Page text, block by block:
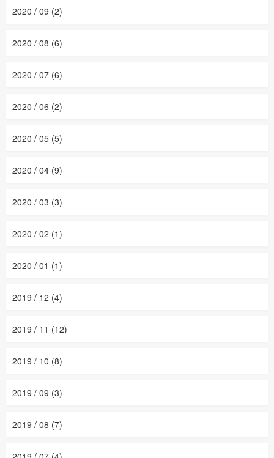
2020 / 09 (2)
2020 / 08 (6)
2020 / 07 (6)
2020 / 06 (2)
2020 / 05 (5)
2020 / 04 (9)
2020 / 03 (3)
2020 / 02 (1)
2020 / 01 (1)
2019 / 12 (4)
2019 / 11 (12)
2019 / 10 (8)
2019 / 09 (3)
2019 / 08 (7)